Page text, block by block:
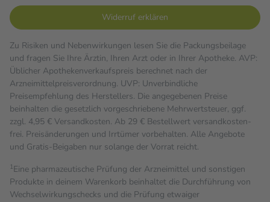
Widerruf erklären
Zu Risiken und Nebenwirkungen lesen Sie die Packungsbeilage
und fragen Sie Ihre Ärztin, Ihren Arzt oder in Ihrer Apotheke. AVP:
Üblicher Apothekenverkaufspreis berechnet nach der
Arzneimittelpreisverordnung. UVP: Unverbindliche
Preisempfehlung des Herstellers. Die angegebenen Preise
beinhalten die gesetzlich vorgeschriebene Mehrwertsteuer, ggf.
zzgl. 4,95 € Versandkosten. Ab 29 € Bestell­wert versand­kosten­
frei. Preisänderungen und Irrtümer vorbehalten. Alle Angebote
und Gratis-Beigaben nur solange der Vorrat reicht.
1Eine pharmazeutische Prüfung der Arzneimittel und sonstigen
Produkte in deinem Warenkorb beinhaltet die Durchführung von
Wechselwirkungschecks und die Prüfung etwaiger